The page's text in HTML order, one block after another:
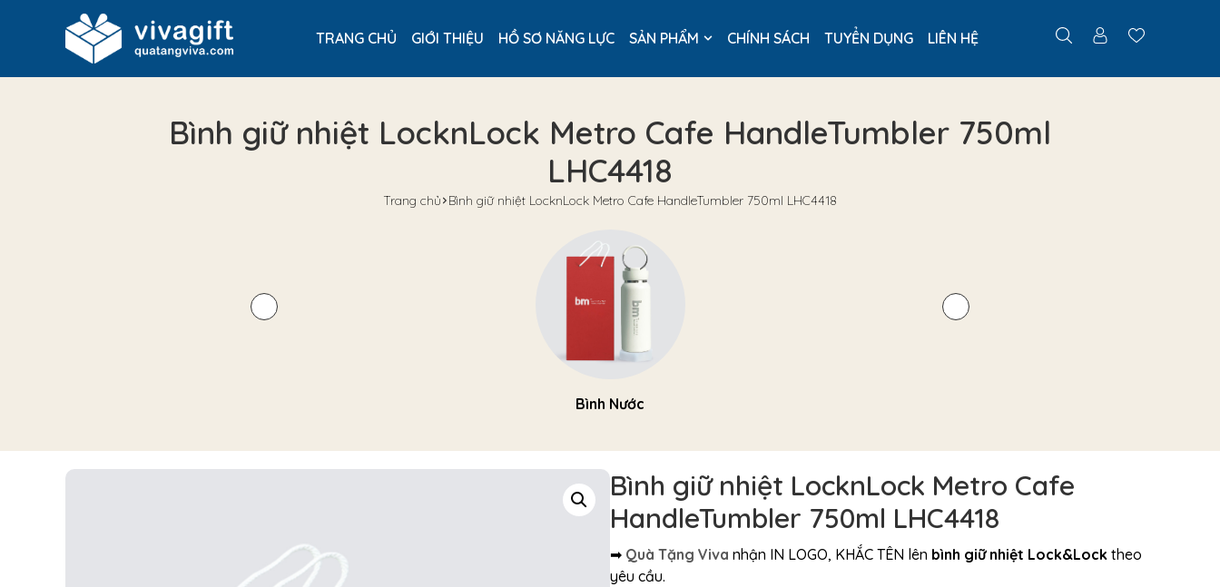
TRANG CHỦ GIỚI THIỆU HỒ SƠ NĂNG LỰC SẢN PHẨM CHÍNH SÁCH TUYỂN DỤNG LIÊN HỆ
Bình giữ nhiệt LocknLock Metro Cafe HandleTumbler 750ml
LHC4418
Trang chủ Bình giữ nhiệt LocknLock Metro Cafe HandleTumbler 750ml LHC4418
Bình Nước
Bình giữ nhiệt LocknLock Metro Cafe
HandleTumbler 750ml LHC4418
➡ Quà Tặng Viva nhận IN LOGO, KHẮC TÊN lên bình giữ nhiệt Lock&Lock theo
yêu cầu.